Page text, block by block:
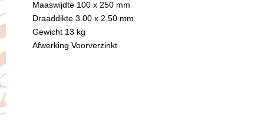
Maaswijdte 100 x 250 mm
Draaddikte 3.00 x 2.50 mm
Gewicht 13 kg
Afwerking Voorverzinkt